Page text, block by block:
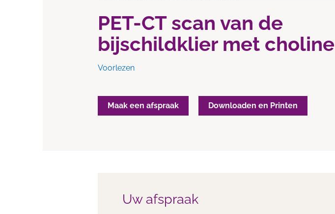
PET-CT scan van de
bijschildklier met choline
Voorlezen
Maak een afspraak Downloaden en Printen
Uw afspraak